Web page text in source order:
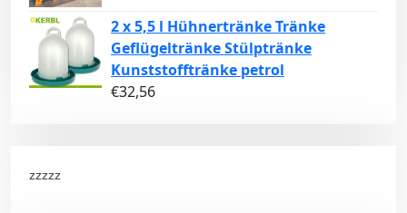
2 x 5,5 l Hühnertränke Tränke
Geflügeltränke Stülptränke
Kunststofftränke petrol
€32,56
zzzzz